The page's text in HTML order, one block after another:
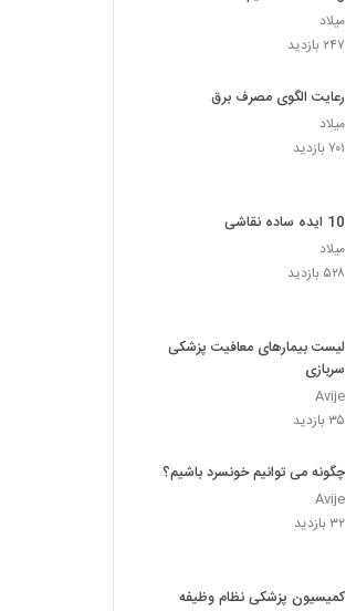
میلاد
۲۴۷ بازدید
رعایت الگوی مصرف برق
میلاد
۷۰۱ بازدید
10 ایده ساده نقاشی
میلاد
۵۲۸ بازدید
لیست بیمارهای معافیت پزشکی
سربازی
Avije
۳۵ بازدید
چگونه می توانیم خونسرد باشیم؟
Avije
۳۲ بازدید
کمیسیون پزشکی نظام وظیفه